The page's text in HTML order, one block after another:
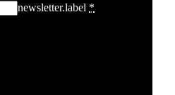
newsletter.label *
nieuws, campagnes en acties. We